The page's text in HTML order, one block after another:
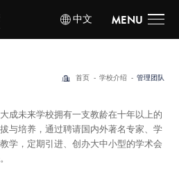
中文 MENU
首页 学校介绍 管理团队
成未来学校拥有一支教龄在十年以上的
与培养，通过聘请国内外著名专家、学
学，定期引进、创办大中小型的学术会